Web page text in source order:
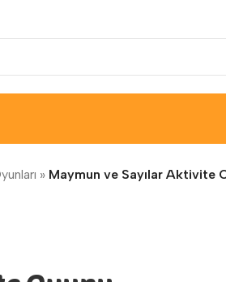
» Maymun ve Sayılar Aktivite